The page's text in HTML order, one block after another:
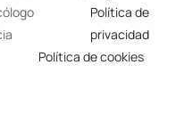
Política de
privacidad
Política de cookies